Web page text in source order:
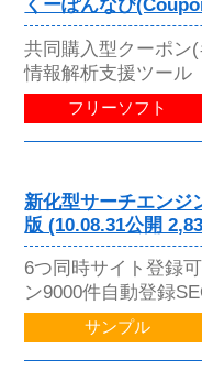
くーぽんなび
共同購入型クーポン
情報解析支援ツール
フリーソフト
新化型サーチエンジ
版 (10.08.31公開
6つ同時サイト登録
ン9000件自動登録
サンプル